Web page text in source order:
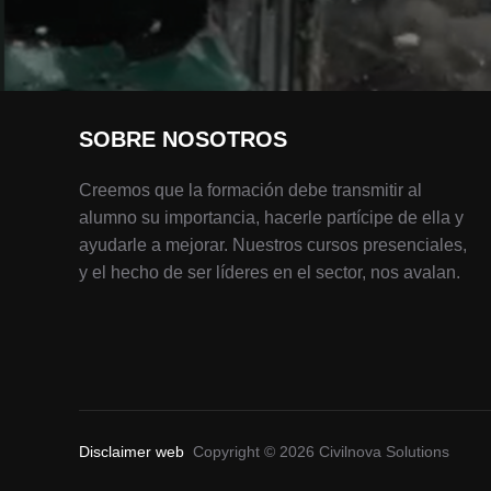
SOBRE NOSOTROS
Creemos que la formación debe transmitir al
alumno su importancia, hacerle partícipe de ella y
ayudarle a mejorar. Nuestros cursos presenciales,
y el hecho de ser líderes en el sector, nos avalan.
Disclaimer web Copyright © 2026 Civilnova Solutions